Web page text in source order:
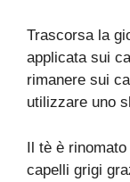
Trascorsa la
applicata sui
rimanere sui
utilizzare uno
Il tè è
capelli grigi